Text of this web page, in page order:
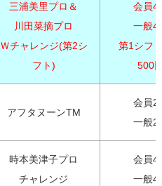
三浦美里プロ＆
川田菜摘プロ
Ｗチャレンジ(第2シ
フト)
会員
一般
第1シフ
500
アフタヌーンTM
会員
一般
時本美津子プロ
チャレンジ
会員
一般